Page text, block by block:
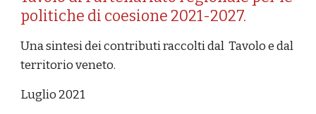
politiche di coesione 2021-2027.
Una sintesi dei contributi raccolti dal Tavolo e dal
territorio veneto.
Luglio 2021